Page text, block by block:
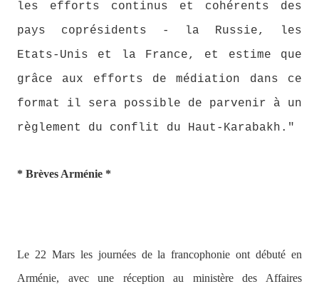
les efforts continus et cohérents des
pays coprésidents - la Russie, les
Etats-Unis et la France, et estime que
grâce aux efforts de médiation dans ce
format il sera possible de parvenir à un
règlement du conflit du Haut-Karabakh."
* Brèves Arménie *
Le 22 Mars les journées de la francophonie ont débuté en
Arménie, avec une réception au ministère des Affaires